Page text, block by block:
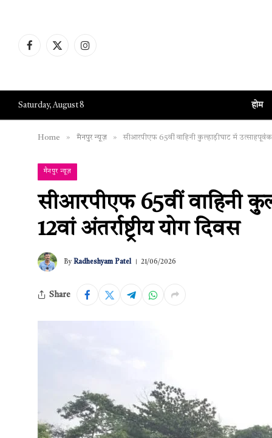
Facebook
X
Instagram
Saturday, August 8 होम
Home » मैनपुर न्यूज़ » सीआरपीएफ 65वीं वाहिनी कुल्हाड़ीघाट में उत्साहपूर्वक
मैनपुर न्यूज़
सीआरपीएफ 65वीं वाहिनी
12वां अंतर्राष्ट्रीय योग दिवस
By Radheshyam Patel 21/06/2026
Share